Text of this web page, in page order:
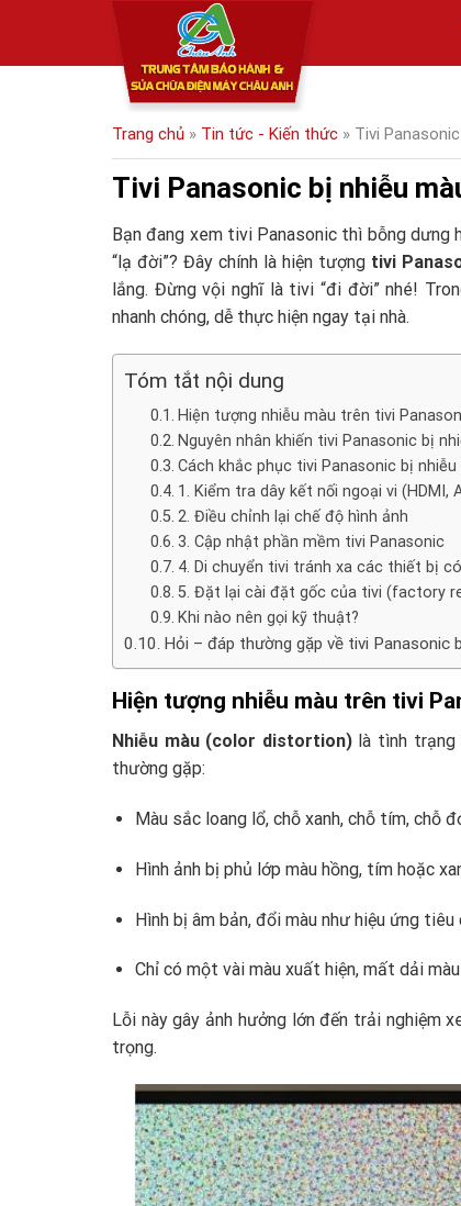
content
Trang chủ » Tin tức - Kiến thức » Tivi
Tivi Panasonic bị nhiễu
Bạn đang xem tivi Panasonic thì bỗng dưng
“lạ đời”? Đây chính là hiện tượng tivi
lắng. Đừng vội nghĩ là tivi “đi đời” nhé!
nhanh chóng, dễ thực hiện ngay tại nhà.
Tóm tắt nội dung
Hiện tượng nhiễu màu trên tivi
Nguyên nhân khiến tivi Panasonic bị
Cách khắc phục tivi Panasonic bị
1. Kiểm tra dây kết nối ngoại vi (HDMI,
2. Điều chỉnh lại chế độ hình ảnh
3. Cập nhật phần mềm tivi Panasonic
4. Di chuyển tivi tránh xa các thiết bị
5. Đặt lại cài đặt gốc của tivi (factory
Khi nào nên gọi kỹ thuật?
Hỏi – đáp thường gặp về tivi Panasonic
Hiện tượng nhiễu màu trên tivi
Nhiễu màu (color distortion)là tình trạng
thường gặp:
Màu sắc loang lổ, chỗ xanh, chỗ tím, chỗ
Hình ảnh bị phủ lớp màu hồng, tím hoặc
Hình bị âm bản, đổi màu như hiệu ứng tiêu
Chỉ có một vài màu xuất hiện, mất dải
Lỗi này gây ảnh hưởng lớn đến trải nghiệm
trọng.